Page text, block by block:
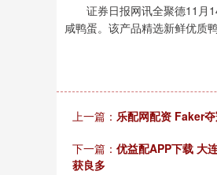
证券日报网讯全聚德11月14
咸鸭蛋。该产品精选新鲜优质
上一篇： 乐配网配资 Faker
下一篇： 优益配APP下载 大
获良多